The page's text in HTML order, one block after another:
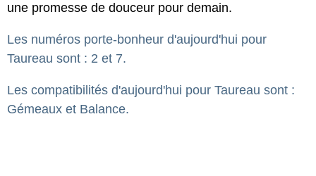
une promesse de douceur pour demain.
Les numéros porte-bonheur d'aujourd'hui pour
Taureau sont : 2 et 7.
Les compatibilités d'aujourd'hui pour Taureau sont :
Gémeaux et Balance.